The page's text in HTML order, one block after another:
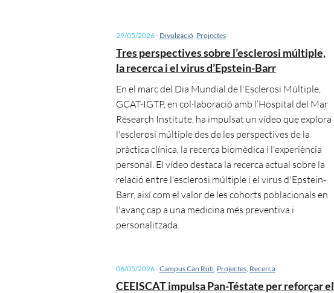
29/05/2026- Divulgació, Projectes
Tres perspectives sobre l’esclerosi múltiple,
la recerca i el virus d’Epstein-Barr
En el marc del Dia Mundial de l'Esclerosi Múltiple,
GCAT-IGTP, en col·laboració amb l’Hospital del Mar
Research Institute, ha impulsat un vídeo que explora
l'esclerosi múltiple des de les perspectives de la
pràctica clínica, la recerca biomèdica i l'experiència
personal. El vídeo destaca la recerca actual sobre la
relació entre l'esclerosi múltiple i el virus d'Epstein-
Barr, així com el valor de les cohorts poblacionals en
l'avanç cap a una medicina més preventiva i
personalitzada.
06/05/2026-Campus Can Ruti, Projectes, Recerca
CEEISCAT impulsa Pan-Téstate per reforçar el